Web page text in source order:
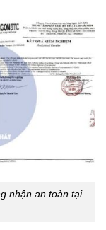
nhận an toàn tại